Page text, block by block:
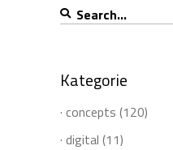
Search
for:
Kategorie
· concepts (120)
· digital (11)